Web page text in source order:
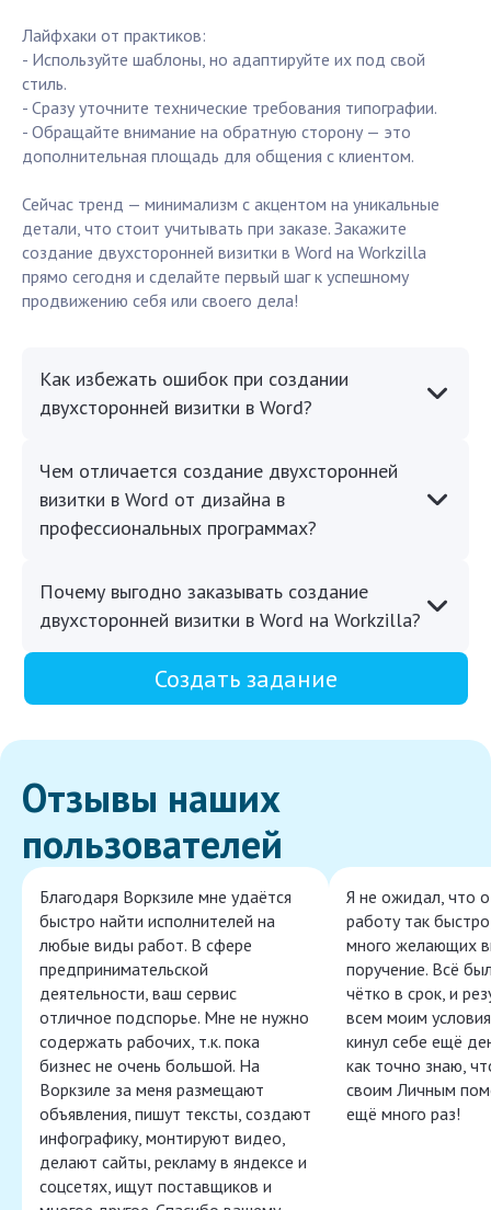
Лайфхаки от практиков:
- Используйте шаблоны, но адаптируйте их под свой
стиль.
- Сразу уточните технические требования типографии.
- Обращайте внимание на обратную сторону — это
дополнительная площадь для общения с клиентом.
Сейчас тренд — минимализм с акцентом на уникальные
детали, что стоит учитывать при заказе. Закажите
создание двухсторонней визитки в Word на Workzilla
прямо сегодня и сделайте первый шаг к успешному
продвижению себя или своего дела!
Как избежать ошибок при создании
двухсторонней визитки в Word?
Чем отличается создание двухсторонней
визитки в Word от дизайна в
профессиональных программах?
Почему выгодно заказывать создание
двухсторонней визитки в Word на Workzilla?
Создать задание
Отзывы наших
пользователей
Благодаря Воркзиле мне удаётся
быстро найти исполнителей на
любые виды работ. В сфере
предпринимательской
деятельности, ваш сервис
отличное подспорье. Мне не нужно
содержать рабочих, т.к. пока
бизнес не очень большой. На
Воркзиле за меня размещают
объявления, пишут тексты, создают
инфографику, монтируют видео,
делают сайты, рекламу в яндексе и
соцсетях, ищут поставщиков и
Я не ожидал, что
работу так
много желающих
поручение. Всё
чётко в срок, и
всем моим
кинул себе ещё
как точно знаю,
своим Личным
ещё много раз!